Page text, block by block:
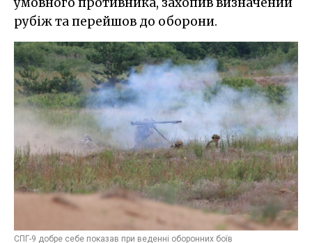
рубіж та перейшов до оборони.
СПГ-9 добре себе показав при веденні оборонних боїв